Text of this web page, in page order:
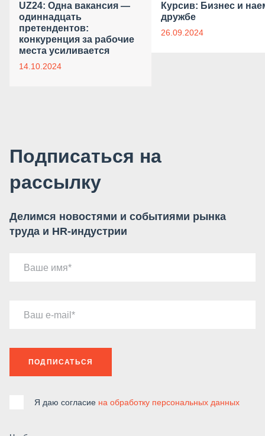
UZ24: Одна вакансия —
одиннадцать
претендентов:
конкуренция за рабочие
места усиливается
14.10.2024
Курсив: Бизнес и
дружбе
26.09.2024
Подписаться на
рассылку
Делимся новостями и событиями рынка
труда и HR-индустрии
Ваше имя
Ваш e-mail
ПОДПИСАТЬСЯ
Я даю согласие на обработку персональных данных